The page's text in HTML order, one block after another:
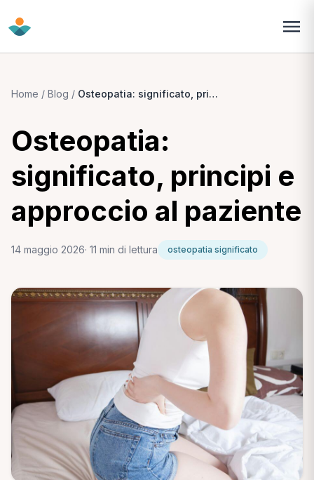
Home / Blog / Osteopatia: significato, principi e approccio al paziente
Osteopatia:
significato, principi e
approccio al paziente
14 maggio 2026· 11 min di lettura osteopatia significato